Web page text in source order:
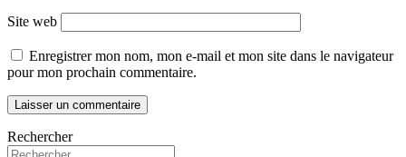
Site web
Enregistrer mon nom, mon e-mail et mon site dans le navigateur
pour mon prochain commentaire.
Rechercher